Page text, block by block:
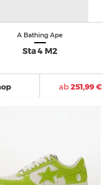
A Bathing Ape
Sta 4 M2
ab251,99 €